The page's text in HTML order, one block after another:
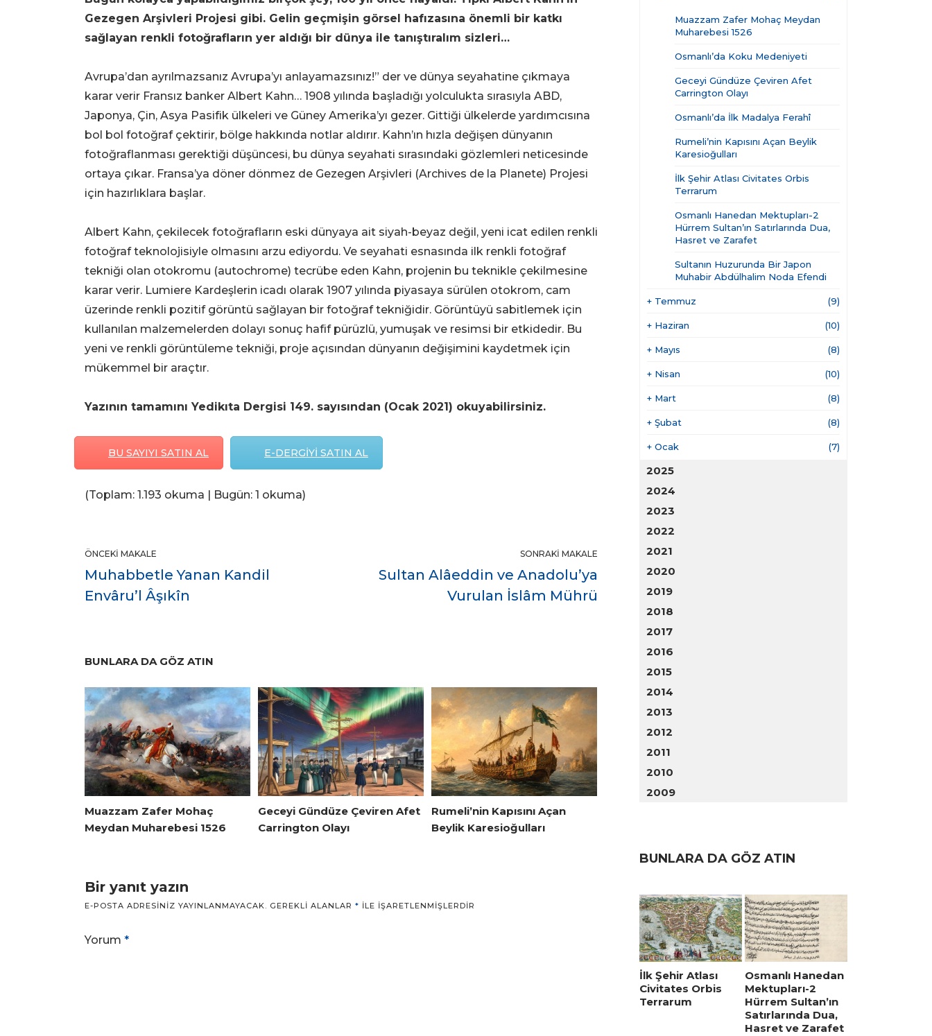
Gezegen Arşivleri Projesi gibi. Gelin geçmişin görsel hafızasına önemli bir katkı
sağlayan renkli fotoğrafların yer aldığı bir dünya ile tanıştıralım sizleri…
Avrupa’dan ayrılmazsanız Avrupa’yı anlayamazsınız!” der ve dünya seyahatine çıkmaya
karar verir Fransız banker Albert Kahn… 1908 yılında başladığı yolculukta sırasıyla ABD,
Japonya, Çin, Asya Pasifik ülkeleri ve Güney Amerika’yı gezer. Gittiği ülkelerde yardımcısına
bol bol fotoğraf çektirir, bölge hakkında notlar aldırır. Kahn’ın hızla değişen dünyanın
fotoğraflanması gerektiği düşüncesi, bu dünya seyahati sırasındaki gözlemleri neticesinde
ortaya çıkar. Fransa’ya döner dönmez de Gezegen Arşivleri (Archives de la Planete) Projesi
için hazırlıklara başlar.
Albert Kahn, çekilecek fotoğrafların eski dünyaya ait siyah-beyaz değil, yeni icat edilen renkli
fotoğraf teknolojisiyle olmasını arzu ediyordu. Ve seyahati esnasında ilk renkli fotoğraf
tekniği olan otokromu (autochrome) tecrübe eden Kahn, projenin bu teknikle çekilmesine
karar verir. Lumiere Kardeşlerin icadı olarak 1907 yılında piyasaya sürülen otokrom, cam
üzerinde renkli pozitif görüntü sağlayan bir fotoğraf tekniğidir. Görüntüyü sabitlemek için
kullanılan malzemelerden dolayı sonuç hafif pürüzlü, yumuşak ve resimsi bir etkidedir. Bu
yeni ve renkli görüntüleme tekniği, proje açısından dünyanın değişimini kaydetmek için
mükemmel bir araçtır.
Yazının tamamını Yedikıta Dergisi 149. sayısından (Ocak 2021) okuyabilirsiniz.
BU SAYIYI SATIN AL E-DERGİYİ SATIN AL
(Toplam: 1.193 okuma | Bugün: 1 okuma)
ÖNCEKI MAKALE
Muhabbetle Yanan Kandil
Envâru’l Âşıkîn
SONRAKI MAKALE
Sultan Alâeddin ve Anadolu’ya
Vurulan İslâm Mührü
BUNLARA DA GÖZ ATIN
Muazzam Zafer Mohaç
Meydan Muharebesi 1526
Geceyi Gündüze Çeviren Afet
Carrington Olayı
Rumeli’nin Kapısını Açan
Beylik Karesioğulları
Bir yanıt yazın
E-POSTA ADRESINIZ YAYINLANMAYACAK. GEREKLI ALANLAR * ILE IŞARETLENMIŞLERDIR
Yorum *
Muazzam Zafer Mohaç Meydan
Muharebesi 1526
Osmanlı’da Koku Medeniyeti
Geceyi Gündüze Çeviren Afet
Carrington Olayı
Osmanlı’da İlk Madalya Ferahî
Rumeli’nin Kapısını Açan Beylik
Karesioğulları
İlk Şehir Atlası Civitates Orbis
Terrarum
Osmanlı Hanedan Mektupları-2
Hürrem Sultan’ın Satırlarında Dua,
Hasret ve Zarafet
Sultanın Huzurunda Bir Japon
Muhabir Abdülhalim Noda Efendi
+ Temmuz (9)
+ Haziran (10)
+ Mayıs (8)
+ Nisan (10)
+ Mart (8)
+ Şubat (8)
+ Ocak (7)
2025
2024
2023
2022
2021
2020
2019
2018
2017
2016
2015
2014
2013
2012
2011
2010
2009
BUNLARA DA GÖZ ATIN
İlk Şehir Atlası
Civitates Orbis
Terrarum
Osmanlı Hanedan
Mektupları-2
Hürrem Sultan’ın
Satırlarında Dua,
Hasret ve Zarafet